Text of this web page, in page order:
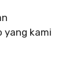
yang kami